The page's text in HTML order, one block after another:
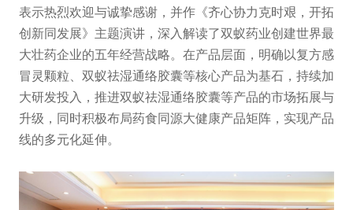
表示热烈欢迎与诚挚感谢，并作《齐心协力克时艰，开拓
创新同发展》主题演讲，深入解读了双蚁药业创建世界最
大壮药企业的五年经营战略。在产品层面，明确以复方感
冒灵颗粒、双蚁祛湿通络胶囊等核心产品为基石，持续加
大研发投入，推进双蚁祛湿通络胶囊等产品的市场拓展与
升级，同时积极布局药食同源大健康产品矩阵，实现产品
线的多元化延伸。